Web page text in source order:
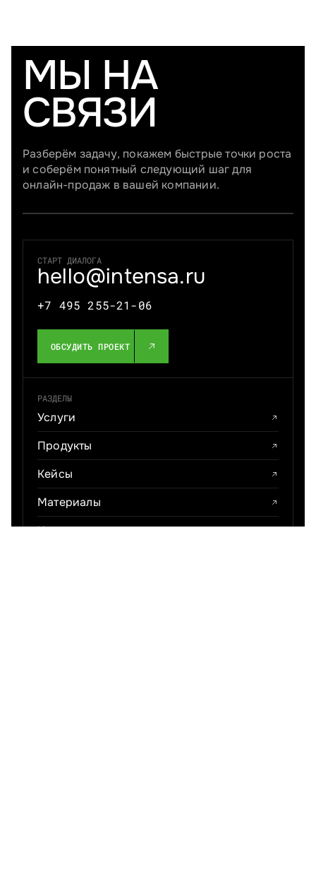
МЫ НА
СВЯЗИ
Разберём задачу, покажем быстрые точки роста
и соберём понятный следующий шаг для
онлайн-продаж в вашей компании.
СТАРТ ДИАЛОГА
hello@intensa.ru
+7 495 255-21-06
ОБСУДИТЬ ПРОЕКТ
РАЗДЕЛЫ
Услуги
Продукты
Кейсы
Материалы
Карьера